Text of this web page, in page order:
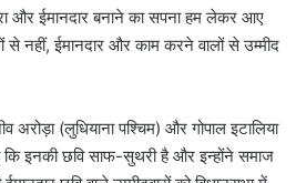
और ईमानदार बनाने का सपना हम लेकर आए
नहीं, ईमानदार और काम करने वालों से उम्मीद
अरोड़ा (लुधियाना पश्चिम) और गोपाल इटालिया
कि इनकी छवि साफ-सुथरी है और इन्होंने समाज